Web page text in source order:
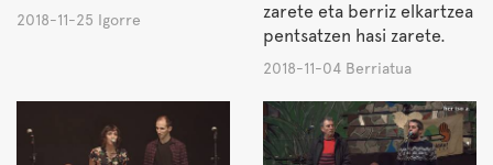
2018-11-25 Igorre
zarete eta berriz elkartzea
pentsatzen hasi zarete.
2018-11-04 Berriatua